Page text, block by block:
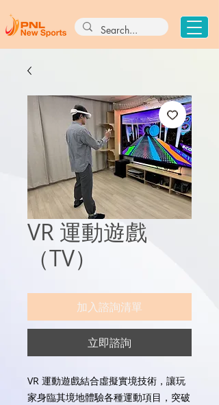
VR 運動遊戲
（TV）
加入諮詢清單
立即諮詢
VR 運動遊戲結合虛擬實境技術，讓玩
家身臨其境地體驗各種運動項目，突破